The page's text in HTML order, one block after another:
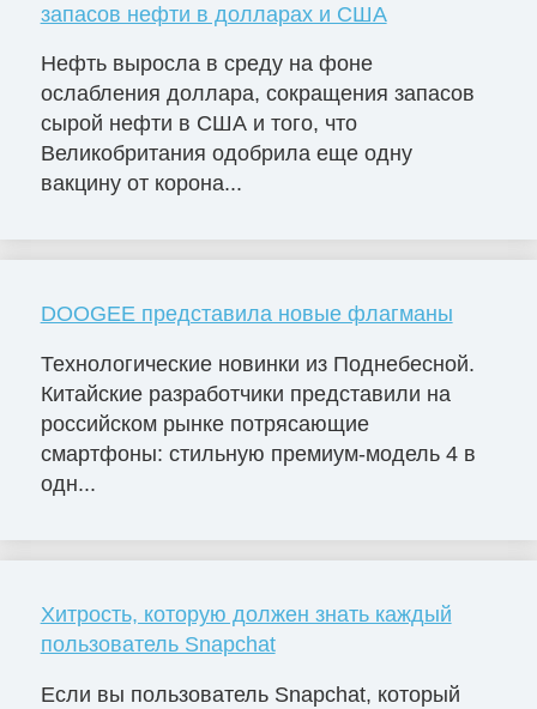
запасов нефти в долларах и США
Нефть выросла в среду на фоне
ослабления доллара, сокращения запасов
сырой нефти в США и того, что
Великобритания одобрила еще одну
вакцину от корона...
DOOGEE представила новые флагманы
Технологические новинки из Поднебесной.
Китайские разработчики представили на
российском рынке потрясающие
смартфоны: стильную премиум-модель 4 в
одн...
Хитрость, которую должен знать каждый
пользователь Snapchat
Если вы пользователь Snapchat, который